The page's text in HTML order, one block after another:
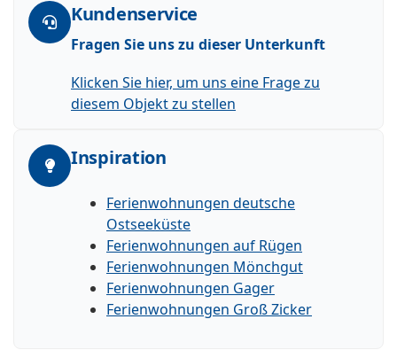
Kundenservice
Fragen Sie uns zu dieser Unterkunft
Klicken Sie hier, um uns eine Frage zu
diesem Objekt zu stellen
Inspiration
Ferienwohnungen deutsche
Ostseeküste
Ferienwohnungen auf Rügen
Ferienwohnungen Mönchgut
Ferienwohnungen Gager
Ferienwohnungen Groß Zicker